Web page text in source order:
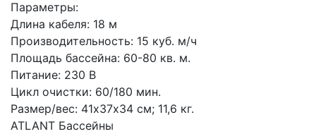
Параметры:
Длина кабеля: 18 м
Производительность: 15 куб. м/ч
Площадь бассейна: 60-80 кв. м.
Питание: 230 В
Цикл очистки: 60/180 мин.
Размер/вес: 41х37х34 см; 11,6 кг.
ATLANT Бассейны